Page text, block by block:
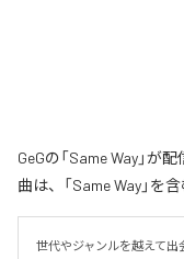
GeGの「Same Way」
曲は、「Same Way」を
世代やジャンルを越えて出